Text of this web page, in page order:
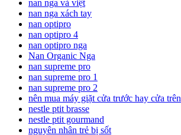
nan nga và việt
nan nga xách tay
nan optipro
nan optipro 4
nan optipro nga
Nan Organic Nga
nan supreme pro
nan supreme pro 1
nan supreme pro 2
nên mua máy giặt cửa trước hay cửa trên
nestle ptit brasse
nestle ptit gourmand
nguyên nhân trẻ bị sốt